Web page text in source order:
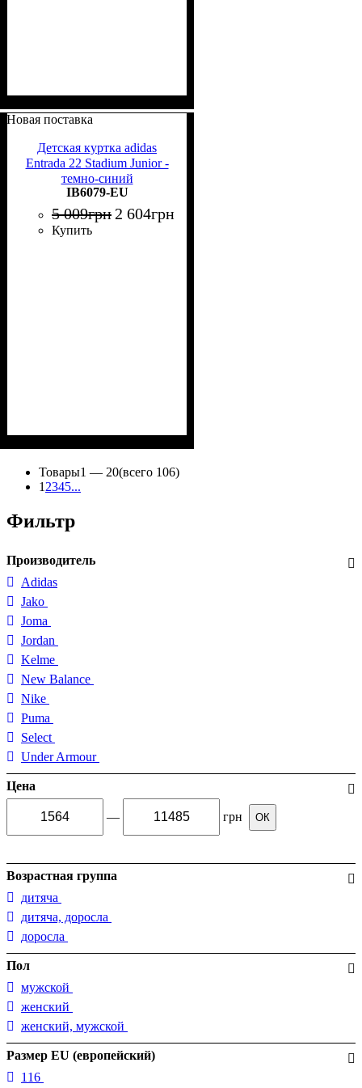
Новая поставка
Детская куртка adidas
Entrada 22 Stadium Junior -
темно-синий
IB6079-EU
5 009грн 2 604грн
Купить
Товары1 — 20(всего 106)
1 2345...
Фильтр
Производитель
Adidas
Jako
Joma
Jordan
Kelme
New Balance
Nike
Puma
Select
Under Armour
Цена
— грн ОК
Возрастная группа
дитяча
дитяча, доросла
доросла
Пол
мужской
женский
женский, мужской
Размер EU (европейский)
116